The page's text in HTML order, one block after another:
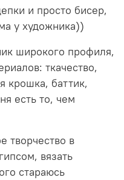
и просто бисер,
у художника))
широкого профиля,
ткачество,
крошка, баттик,
есть то, чем
творчество в
вязать
стараюсь